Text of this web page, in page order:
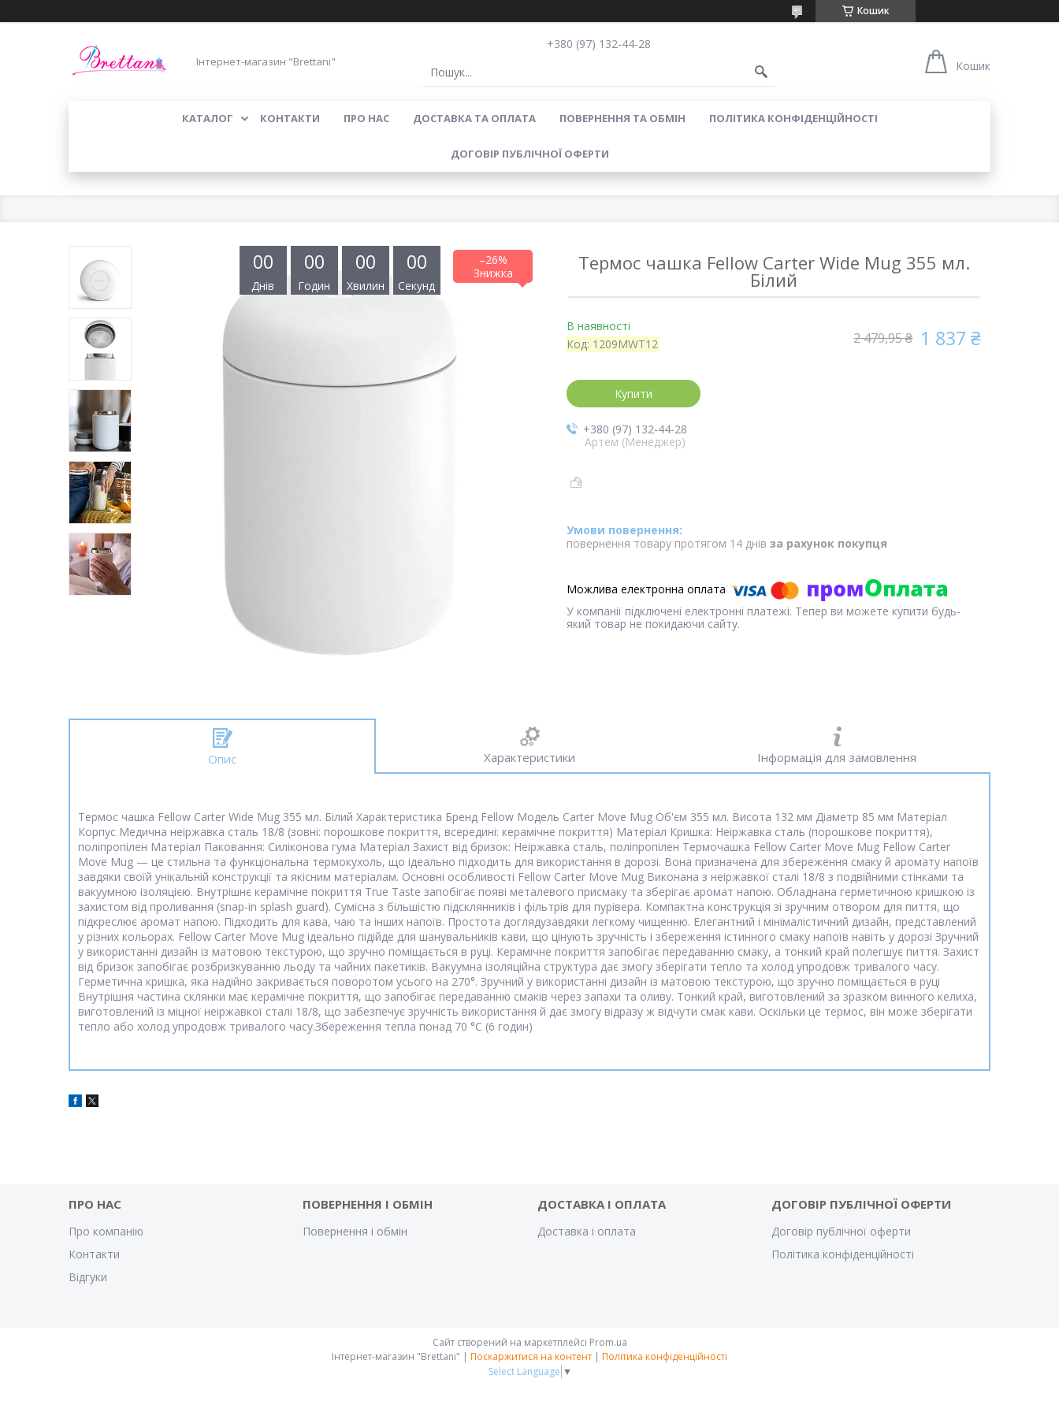
Кошик
Інтернет-магазин "Brettani"
+380 (97) 132-44-28
Кошик
КАТАЛОГ КОНТАКТИ ПРО НАС ДОСТАВКА ТА ОПЛАТА ПОВЕРНЕННЯ ТА ОБМІН ПОЛІТИКА КОНФІДЕНЦІЙНОСТІ
ДОГОВІР ПУБЛІЧНОЇ ОФЕРТИ
–26%
00
Днів
00
Годин
00
Хвилин
00
Секунд
Термос чашка Fellow Carter Wide Mug 355 мл.
Білий
В наявності
Код: 1209MWT12 2 479,95 ₴ 1 837 ₴
Купити
+380 (97) 132-44-28
Артем (Менеджер)
повернення товару протягом 14 днів за рахунок покупця
У компанії підключені електронні платежі. Тепер ви можете купити будь-
який товар не покидаючи сайту.
Опис Характеристики Інформація для замовлення
Термос чашка Fellow Carter Wide Mug 355 мл. Білий Характеристика Бренд Fellow Модель Carter Move Mug Об'єм 355 мл. Висота 132 мм Діаметр 85 мм Матеріал
Корпус Медична неіржавка сталь 18/8 (зовні: порошкове покриття, всередині: керамічне покриття) Матеріал Кришка: Неіржавка сталь (порошкове покриття),
поліпропілен Матеріал Паковання: Силіконова гума Матеріал Захист від бризок: Неіржавка сталь, поліпропілен Термочашка Fellow Carter Move Mug Fellow Carter
Move Mug — це стильна та функціональна термокухоль, що ідеально підходить для використання в дорозі. Вона призначена для збереження смаку й аромату напоїв
завдяки своїй унікальній конструкції та якісним матеріалам. Основні особливості Fellow Carter Move Mug Виконана з неіржавкої сталі 18/8 з подвійними стінками та
вакуумною ізоляцією. Внутрішнє керамічне покриття True Taste запобігає появі металевого присмаку та зберігає аромат напою. Обладнана герметичною кришкою із
захистом від проливання (snap-in splash guard). Сумісна з більшістю підсклянників і фільтрів для пурівера. Компактна конструкція зі зручним отвором для пиття, що
підкреслює аромат напою. Підходить для кава, чаю та інших напоїв. Простота доглядузавдяки легкому чищенню. Елегантний і мінімалістичний дизайн, представлений
у різних кольорах. Fellow Carter Move Mug ідеально підійде для шанувальників кави, що цінують зручність і збереження істинного смаку напоїв навіть у дорозі Зручний
у використанні дизайн із матовою текстурою, що зручно поміщається в руці. Керамічне покриття запобігає передаванню смаку, а тонкий край полегшує пиття. Захист
від бризок запобігає розбризкуванню льоду та чайних пакетиків. Вакуумна ізоляційна структура дає змогу зберігати тепло та холод упродовж тривалого часу.
Герметична кришка, яка надійно закривається поворотом усього на 270°. Зручний у використанні дизайн із матовою текстурою, що зручно поміщається в руці
Внутрішня частина склянки має керамічне покриття, що запобігає передаванню смаків через запахи та оливу. Тонкий край, виготовлений за зразком винного келиха,
виготовлений із міцної неіржавкої сталі 18/8, що забезпечує зручність використання й дає змогу відразу ж відчути смак кави. Оскільки це термос, він може зберігати
тепло або холод упродовж тривалого часу.Збереження тепла понад 70 °C (6 годин)
ПРО НАС
Про компанію
Контакти
Відгуки
ПОВЕРНЕННЯ І ОБМІН
Повернення і обмін
ДОСТАВКА І ОПЛАТА
Доставка і оплата
ДОГОВІР ПУБЛІЧНОЇ ОФЕРТИ
Договір публічної оферти
Політика конфіденційності
Сайт створений на маркетплейсі Prom.ua
Інтернет-магазин "Brettani" | Поскаржитися на контент | Політика конфіденційності
Select Language ▼